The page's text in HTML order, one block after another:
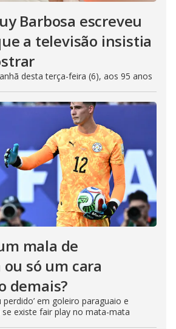
Barbosa escreveu
a televisão insistia
desta terça-feira (6), aos 95 anos
mala de
só um cara
demais?
perdido’ em goleiro paraguaio e
se existe fair play no mata-mata